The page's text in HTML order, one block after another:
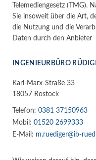
Telemediengesetz (TMG).
Sie insoweit über die Art,
die Nutzung und die
Daten durch den Anbieter
INGENIEURBÜRO
Karl-Marx-Straße 33
18057 Rostock
Telefon: 0381 37150963
Mobil: 01520 2699333
E-Mail: m.ruediger@ib-